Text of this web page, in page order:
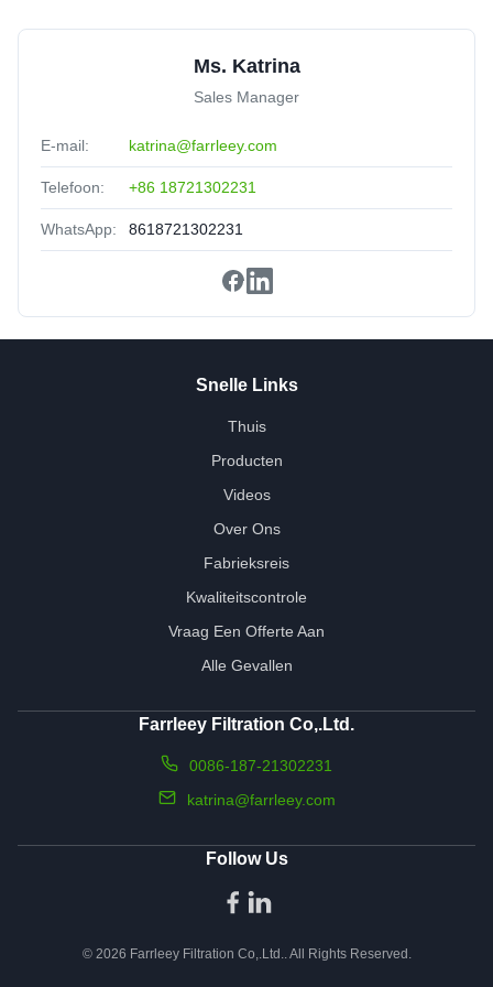
Ms. Katrina
Sales Manager
E-mail: katrina@farrleey.com
Telefoon: +86 18721302231
WhatsApp: 8618721302231
Snelle Links
Thuis
Producten
Videos
Over Ons
Fabrieksreis
Kwaliteitscontrole
Vraag Een Offerte Aan
Alle Gevallen
Farrleey Filtration Co,.Ltd.
0086-187-21302231
katrina@farrleey.com
Follow Us
© 2026 Farrleey Filtration Co,.Ltd.. All Rights Reserved.